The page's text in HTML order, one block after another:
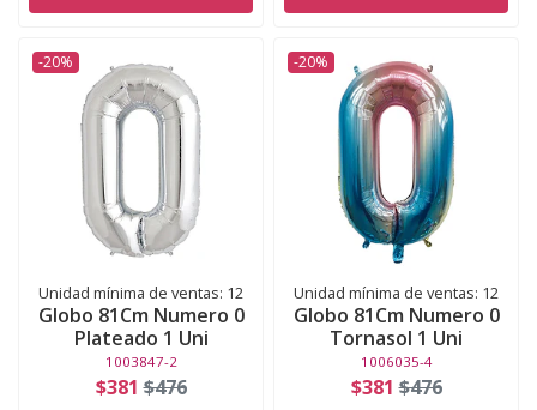
-20%
Unidad mínima de ventas: 12
Globo 81Cm Numero 0
Plateado 1 Uni
1003847-2
$381 $476
-20%
Unidad mínima de ventas: 12
Globo 81Cm Numero 0
Tornasol 1 Uni
1006035-4
$381 $476